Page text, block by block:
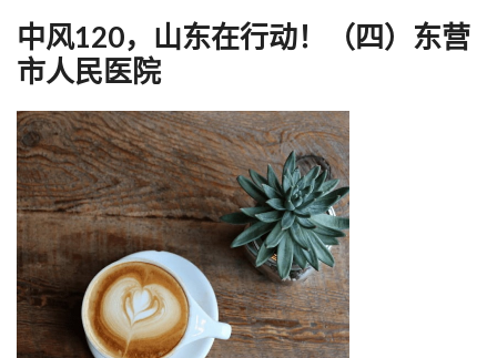
中风120，山东在行动！（四）东营
市人民医院